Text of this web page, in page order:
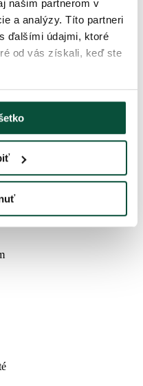
našim partnerom v
a analýzy. Títo partneri
ďalšími údajmi, ktoré
od vás získali, keď ste
je28€